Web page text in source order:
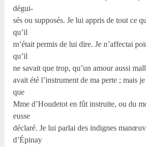
dégui-
sés ou supposés. Je lui appris de tout ce
qu’il
m’était permis de lui dire. Je n’affectai
qu’il
ne savait que trop, qu’un amour aussi
avait été l’instrument de ma perte ; mais
que
Mme d’Houdetot en fût instruite, ou du
eusse
déclaré. Je lui parlai des indignes
d’Épinay